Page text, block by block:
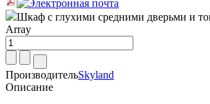
Шкаф с глухими средними дверьми и
Array
ПроизводительSkyland
Описание